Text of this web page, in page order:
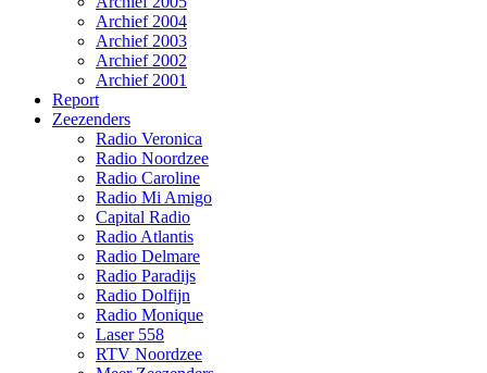
Archief 2004
Archief 2003
Archief 2002
Archief 2001
Report
Zeezenders
Radio Veronica
Radio Noordzee
Radio Caroline
Radio Mi Amigo
Capital Radio
Radio Atlantis
Radio Delmare
Radio Paradijs
Radio Dolfijn
Radio Monique
Laser 558
RTV Noordzee